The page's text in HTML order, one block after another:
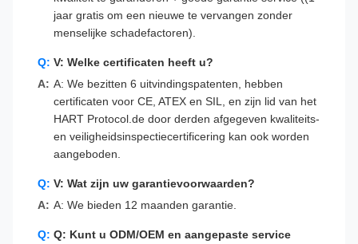
jaar gratis om een nieuwe te vervangen zonder
menselijke schadefactoren).
V: Welke certificaten heeft u?
A: We bezitten 6 uitvindingspatenten, hebben
certificaten voor CE, ATEX en SIL, en zijn lid van het
HART Protocol.de door derden afgegeven kwaliteits-
en veiligheidsinspectiecertificering kan ook worden
aangeboden.
V: Wat zijn uw garantievoorwaarden?
A: We bieden 12 maanden garantie.
Q: Kunt u ODM/OEM en aangepaste service